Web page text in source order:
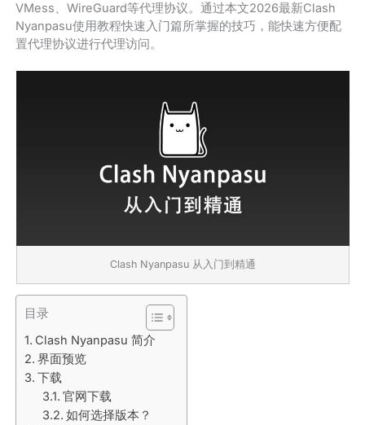
VMess、WireGuard等代理协议。通过本文2026最新Clash
Nyanpasu使用教程快速入门篇所掌握的技巧，能快速方便配
置代理协议进行代理访问。
Clash Nyanpasu 从入门到精通
目录
Clash Nyanpasu 简介
界面预览
下载
官网下载
如何选择版本？